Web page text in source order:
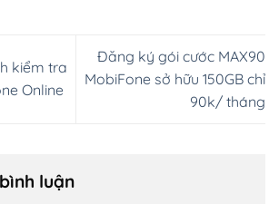
kiểm tra
Online
Đăng ký gói cước MAX90
MobiFone sở hữu 150GB chỉ
90k/ tháng
luận